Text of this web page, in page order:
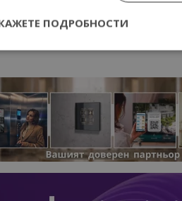
въвFACEBOOK
ПОДРОБНОСТИ
Строго необходимо
бисквитки позволяват
на акаунта. Уебсайтът не може да се
Доставчик
/
Домейн
bgtourism.bg